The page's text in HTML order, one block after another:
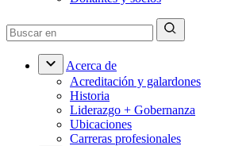
Acerca de
Acreditación y galardones
Historia
Liderazgo + Gobernanza
Ubicaciones
Carreras profesionales